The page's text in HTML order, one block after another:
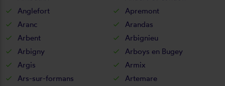
Anglefort
Apremont
Aranc
Arandas
Arbent
Arbignieu
Arbigny
Arboys en Bugey
Argis
Armix
Ars-sur-formans
Artemare